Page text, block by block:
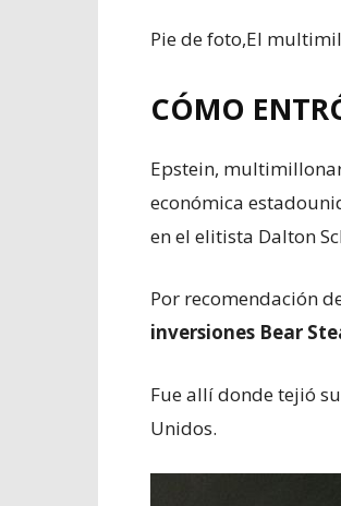
Pie de foto,El
CÓMO
Epstein,
económica
en el elitista Dalton
Por recomendación
inversiones Bear
Fue allí donde tejió
Unidos.